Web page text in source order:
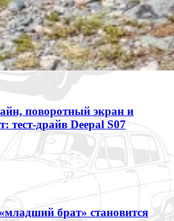
поворотный экран и
тест-драйв Deepal S07
брат» становится